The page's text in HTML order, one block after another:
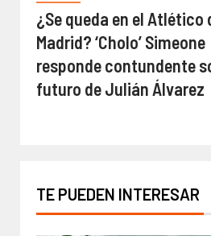
¿Se queda en el Atlético
Madrid? ‘Cholo’ Simeone
responde contundente
futuro de Julián Álvarez
TE PUEDEN INTERESAR